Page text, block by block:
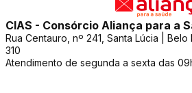
CIAS - Consórcio Aliança para a
Rua Centauro, nº 241, Santa Lúcia |
310
Atendimento de segunda a sexta das